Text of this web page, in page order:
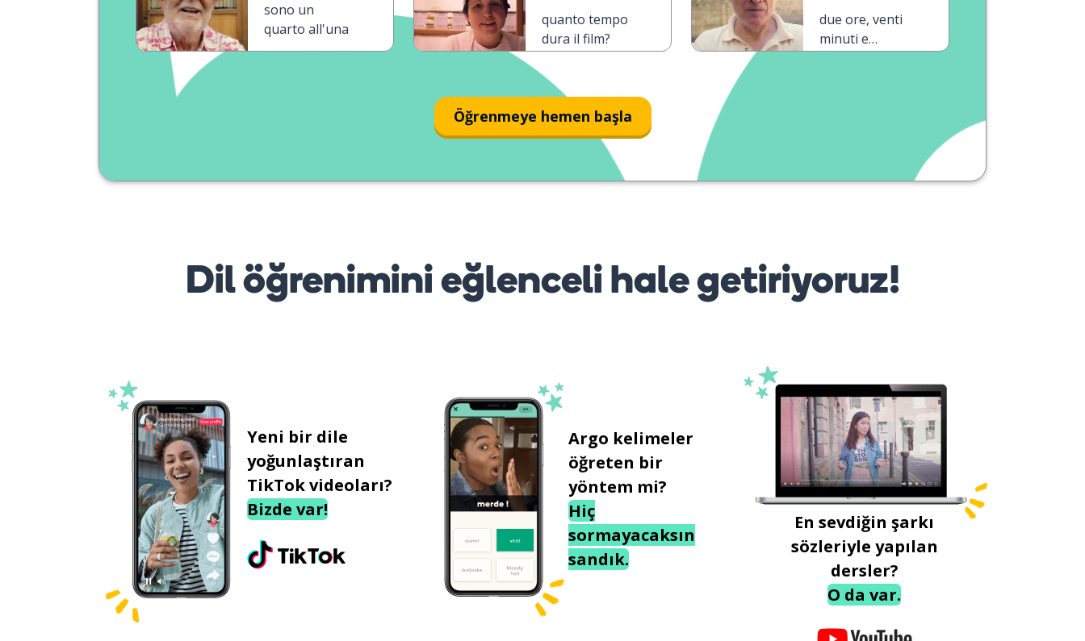
sono un
quarto all'una
quanto tempo
dura il film?
due ore, venti
minuti e
Öğrenmeye hemen başla
Dil öğrenimini eğlenceli hale getiriyoruz!
Yeni bir dile
yoğunlaştıran
TikTok videoları?
Bizde var!
Argo kelimeler
öğreten bir
yöntem mi?
Hiç
sormayacaksın
sandık.
En sevdiğin şarkı
sözleriyle yapılan
dersler?
O da var.